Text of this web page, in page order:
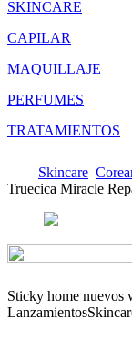
SKINCARE
CAPILAR
MAQUILLAJE
PERFUMES
TRATAMIENTOS
Skincare
Truecica Miracle
Sticky home nuevos
Lanzamientos